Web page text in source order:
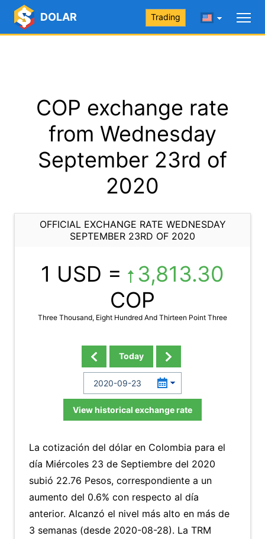
DOLAR Trading
COP exchange rate
from Wednesday
September 23rd of
2020
OFFICIAL EXCHANGE RATE WEDNESDAY
SEPTEMBER 23RD OF 2020
1 USD =
3,813.30
COP
Three Thousand, Eight Hundred And Thirteen Point Three
Today
View historical exchange rate
La cotización del dólar en Colombia para el
día Miércoles 23 de Septiembre del 2020
subió 22.76 Pesos, correspondiente a un
aumento del 0.6% con respecto al día
anterior. Alcanzó el nivel más alto en más de
3 semanas (desde 2020-08-28). La TRM